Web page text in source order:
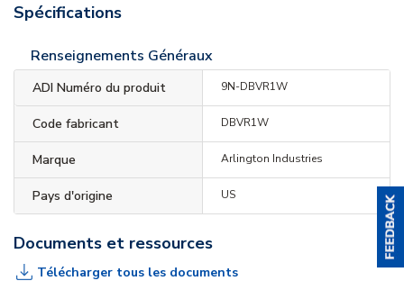
Spécifications
Renseignements Généraux
ADI Numéro du produit 9N-DBVR1W
Code fabricant DBVR1W
Marque Arlington Industries
Pays d'origine US
Documents et ressources
Télécharger tous les documents